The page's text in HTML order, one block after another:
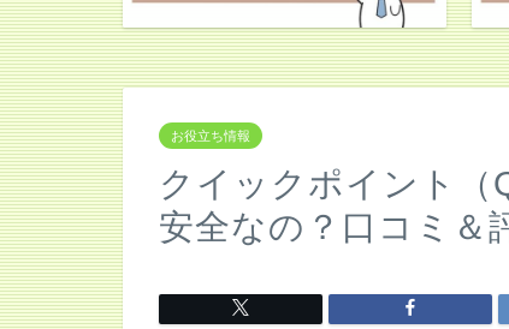
お役立ち情報
クイックポイント（
安全なの？口コミ＆